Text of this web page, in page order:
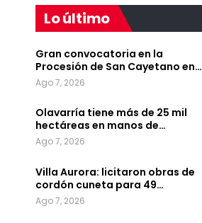
Lo último
Gran convocatoria en la
Procesión de San Cayetano en…
Ago 7, 2026
Olavarría tiene más de 25 mil
hectáreas en manos de…
Ago 7, 2026
Villa Aurora: licitaron obras de
cordón cuneta para 49…
Ago 7, 2026